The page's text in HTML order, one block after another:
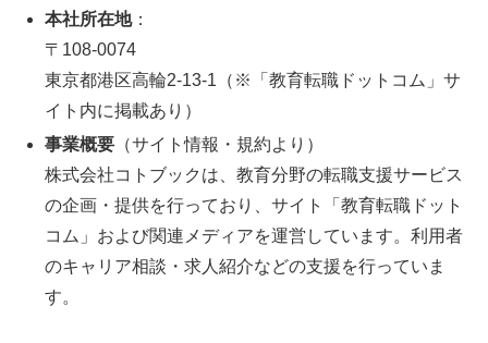
本社所在地：
〒108‑0074
東京都港区高輪2‑13‑1（※「教育転職ドットコム」サ
イト内に掲載あり）
事業概要 （サイト情報・規約より）
株式会社コトブックは、教育分野の転職支援サービス
の企画・提供を行っており、サイト「教育転職ドット
コム」および関連メディアを運営しています。利用者
のキャリア相談・求人紹介などの支援を行っていま
す。